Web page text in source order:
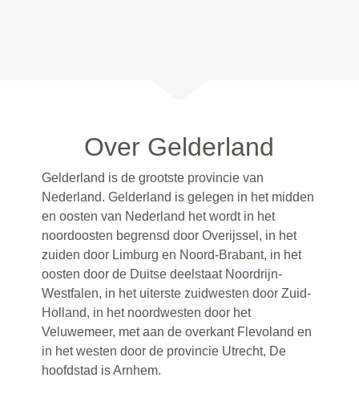
Over Gelderland
Gelderland is de grootste provincie van
Nederland. Gelderland is gelegen in het midden
en oosten van Nederland het wordt in het
noordoosten begrensd door Overijssel, in het
zuiden door Limburg en Noord-Brabant, in het
oosten door de Duitse deelstaat Noordrijn-
Westfalen, in het uiterste zuidwesten door Zuid-
Holland, in het noordwesten door het
Veluwemeer, met aan de overkant Flevoland en
in het westen door de provincie Utrecht, De
hoofdstad is Arnhem.